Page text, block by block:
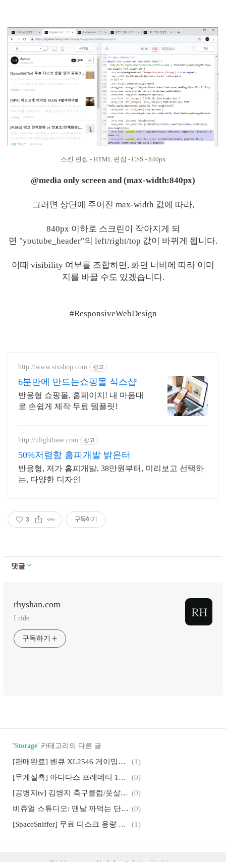
스킨 편집 - HTML 편집 - CSS - 840px
@media only screen and (max-width:840px)
그러면 상단에 주어진 max-width 값에 따라,
840px 이하로 스크린이 작아지게 되
면 "youtube_header"의 left/right/top 값이 바뀌게 됩니다.
이때 visibility 여부를 조합하면, 화면 너비에 따라 이미
지를 바꿀 수도 있겠습니다.
#ResponsiveWebDesign
http://www.sixshop.com 광고
6분만에 만드는쇼핑몰 식스샵
반응형 쇼핑몰, 홈페이지! 내 마음대
로 손쉽게 제작 무료 템플릿!
http://ulightbase.com 광고
50%저렴함 홈피개발 밝은터
반응형, 저가 홈피개발, 38만원부터, 미리보고 선택하
는, 다양한 디자인
3 구독하기
댓글
rhyshan.com
I ride.
구독하기
'Storage' 카테고리의 다른 글
[판매완료] 벤큐 XL2546 게이밍모니터: 240Hz DyAc™ 24.5인치 FHD
(1)
[무게실측] 아디다스 프레데터 19.3 TF 풋살화: 상세사진
(0)
[꽁병지tv] 김병지 축구클럽/풋살장 다산신도시 진건점 후기 (0)
비쥬얼 스튜디오: 맨날 까먹는 단축키와 그것들 (0)
[SpaceSniffer] 무료 디스크 용량 정리 프로그램: 하드디스크 상황을 한눈에 보는 툴
(1)
[PUBG] 배그 전체화면 vs 창모드/전체화면(창) 차이: 인풋렉과 DWM +지싱크 (2)